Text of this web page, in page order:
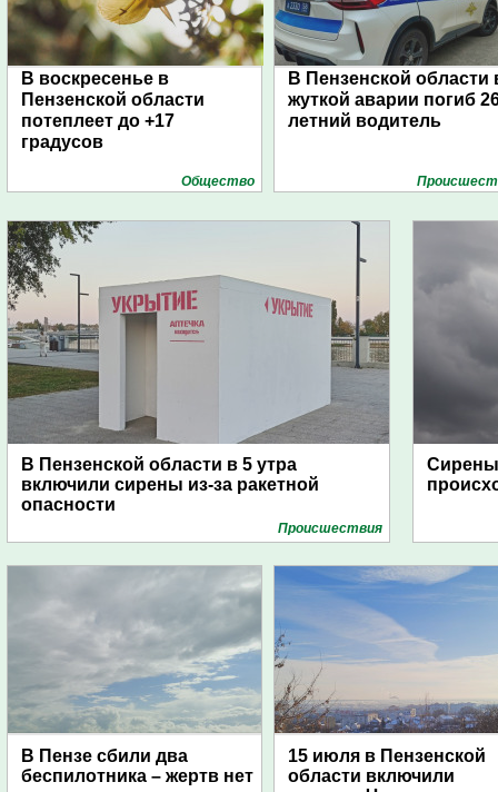
В воскресенье в
Пензенской области
потеплеет до +17
градусов
Общество
В Пензенской области
жуткой аварии погиб
летний водитель
В Пензенской области в 5 утра
включили сирены из-за ракетной
опасности
Проиcшествия
Сирены
В Пензе сбили два
беспилотника – жертв нет
15 июля в Пензенской
области включили